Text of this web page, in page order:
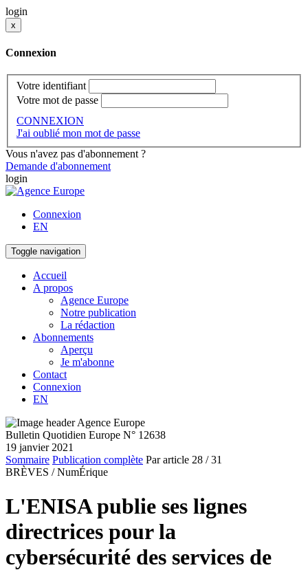
login
x
Connexion
Votre identifiant
Votre mot de passe
CONNEXION
J'ai oublié mon mot de passe
Vous n'avez pas d'abonnement ?
Demande d'abonnement
login
Connexion
EN
Toggle navigation
Accueil
A propos
Agence Europe
Notre publication
La rédaction
Abonnements
Aperçu
Je m'abonne
Contact
Connexion
EN
Bulletin Quotidien Europe N° 12638
19 janvier 2021
Sommaire Publication complète Par article 28 / 31
BRÈVES / NumÉrique
L'ENISA publie ses lignes
directrices pour la
cybersécurité des services de